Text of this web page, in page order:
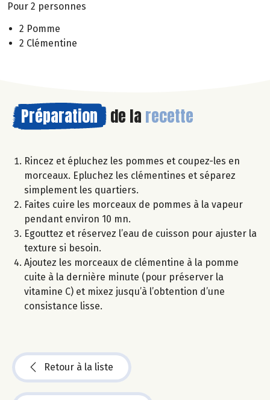
Pour 2 personnes
2 Pomme
2 Clémentine
Préparation de la recette
Rincez et épluchez les pommes et coupez-les en
morceaux. Epluchez les clémentines et séparez
simplement les quartiers.
Faites cuire les morceaux de pommes à la vapeur
pendant environ 10 mn.
Egouttez et réservez l’eau de cuisson pour ajuster la
texture si besoin.
Ajoutez les morceaux de clémentine à la pomme
cuite à la dernière minute (pour préserver la
vitamine C) et mixez jusqu’à l’obtention d’une
consistance lisse.
Retour à la liste